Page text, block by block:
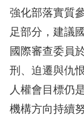
網
站
安
全
政
策
強化部落實質
足部分，建議
國際審查委員
刑、迫遷與仇
人權會目標仍
機構方向持續